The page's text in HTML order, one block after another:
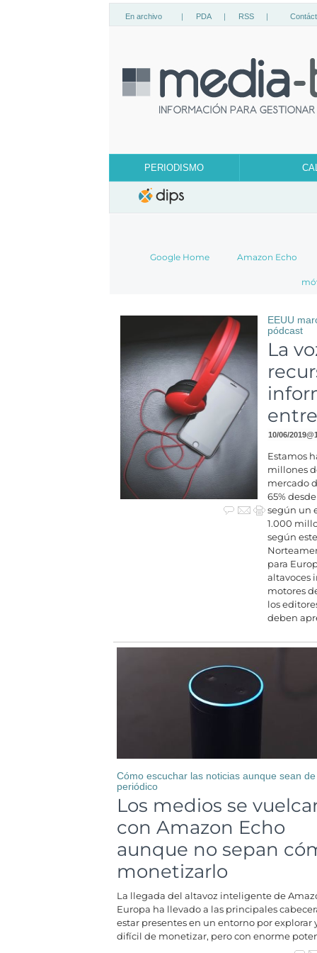
En archivo | PDA | RSS |
PERIODISMO
Google Home Amazon Echo
EEUU
pódcast
La
10/06/2019@
Estamos
millones
mercado
65%
según un
1.000
según
para
altavoces
motores
los
deben
Cómo escuchar las noticias aunque sean
periódico
Los medios se
con Amazon Echo
aunque no sepan
monetizarlo
La llegada del altavoz inteligente de
Europa ha llevado a las principales
estar presentes en un entorno por explorar
difícil de monetizar, pero con enorme